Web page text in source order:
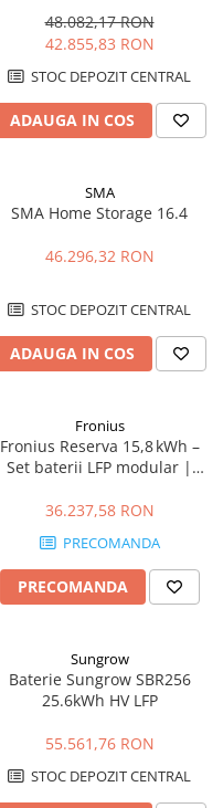
Sungrow, Goodwe, Sofar
48.082,17 RON
42.855,83 RON
STOC DEPOZIT CENTRAL
ADAUGA IN COS
SMA
SMA Home Storage 16.4
46.296,32 RON
STOC DEPOZIT CENTRAL
ADAUGA IN COS
Fronius
Fronius Reserva 15,8 kWh –
Set baterii LFP modular |
36.237,58 RON
PRECOMANDA
PRECOMANDA
Sungrow
Baterie Sungrow SBR256
25.6kWh HV LFP
55.561,76 RON
STOC DEPOZIT CENTRAL